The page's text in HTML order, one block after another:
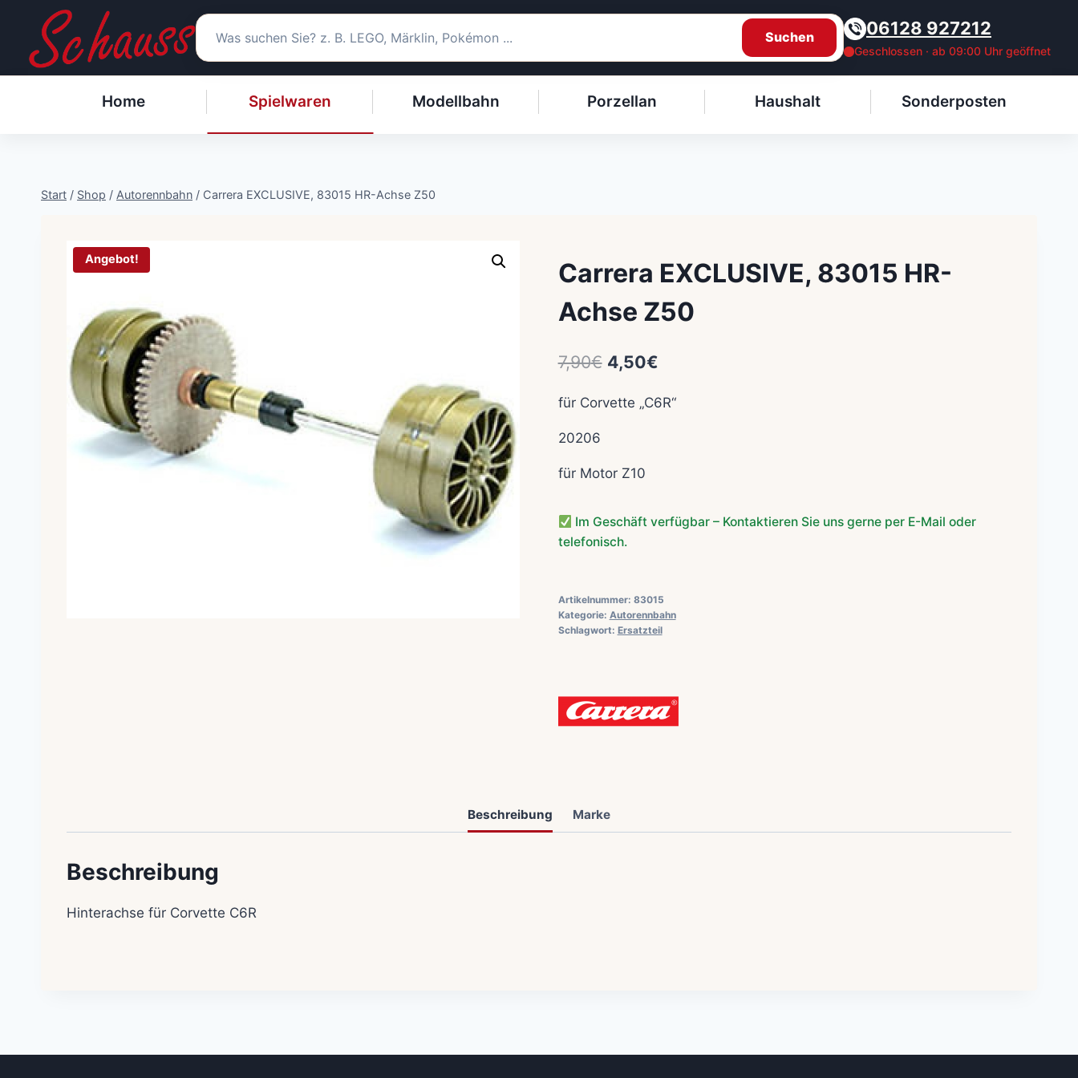
springen
Suchen 06128 927212
Geschlossen · ab 09:00 Uhr geöffnet
Home Spielwaren Modellbahn Porzellan Haushalt Sonderposten
Start / Shop / Autorennbahn / Carrera EXCLUSIVE, 83015 HR-Achse Z50
Angebot!
Carrera EXCLUSIVE, 83015 HR-
Achse Z50
7,90€ Ursprünglicher
war:
4,50€Aktueller
für Corvette „C6R“
20206
für Motor Z10
Im Geschäft verfügbar – Kontaktieren Sie uns gerne per E-Mail oder
telefonisch.
Artikelnummer: 83015
Kategorie: Autorennbahn
Schlagwort: Ersatzteil
Beschreibung Marke
Beschreibung
Hinterachse für Corvette C6R